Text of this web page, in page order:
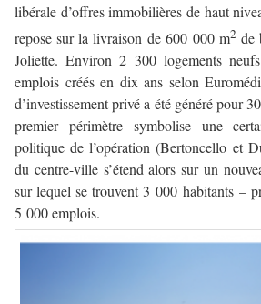
libérale d’offres immobilières de haut
repose sur la livraison de 600 000 m2 de
Joliette. Environ 2 300 logements
emplois créés en dix ans selon
d’investissement privé a été généré pour
premier périmètre symbolise une
politique de l’opération (Bertoncello et
du centre-ville s’étend alors sur un
sur lequel se trouvent 3 000 habitants –
5 000 emplois.